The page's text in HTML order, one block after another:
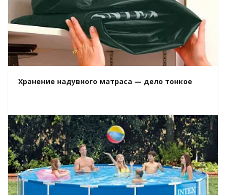
Хранение надувного матраса — дело тонкое